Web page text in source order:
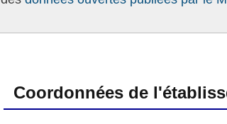
Coordonnées de